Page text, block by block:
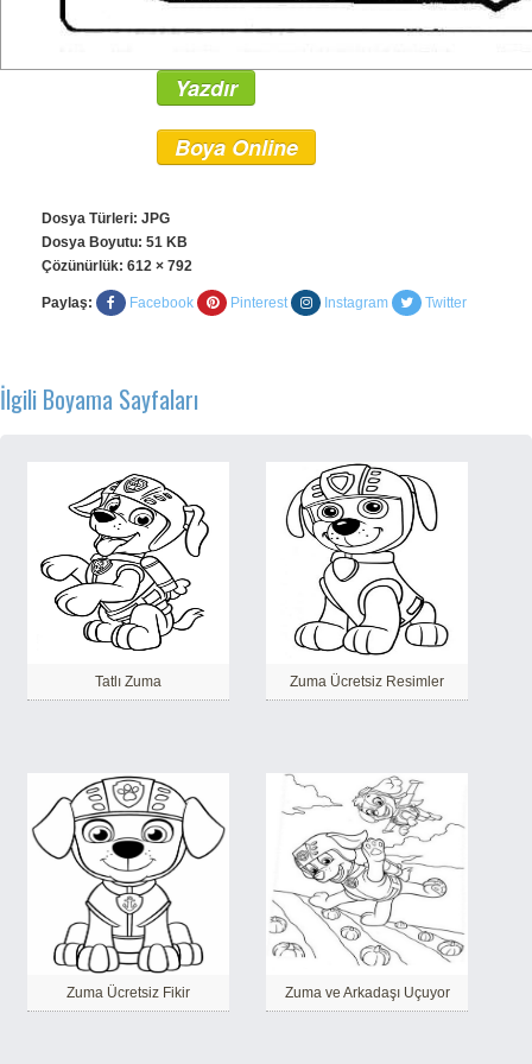
Yazdır
Boya Online
Dosya Türleri: JPG
Dosya Boyutu: 51 KB
Çözünürlük: 612 × 792
Paylaş: Facebook Pinterest Instagram Twitter
İlgili Boyama Sayfaları
Tatlı Zuma Zuma Ücretsiz Resimler
Zuma Ücretsiz Fikir Zuma ve Arkadaşı Uçuyor